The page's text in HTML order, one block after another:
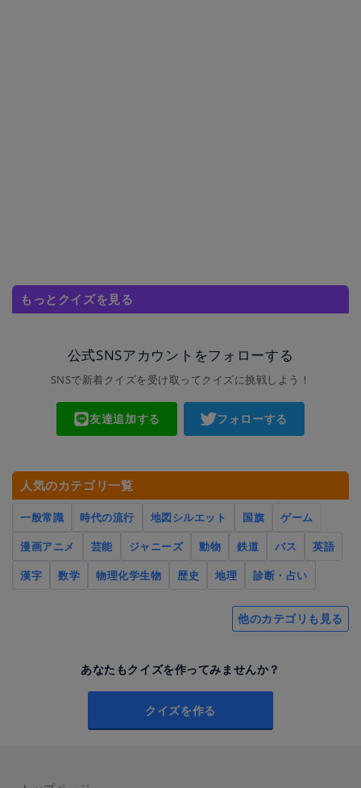
もっとクイズを見る
公式SNSアカウントをフォローする
SNSで新着クイズを受け取ってクイズに挑戦しよう！
友達追加する フォローする
人気のカテゴリ一覧
一般常識 時代の流行 地図シルエット 国旗
ゲーム
漫画アニメ
芸能 ジャニーズ 動物 鉄道 バス
英語
漢字
数学 物理化学生物 歴史 地理 診断・占い
他のカテゴリも見る
あなたもクイズを作ってみませんか？
クイズを作る